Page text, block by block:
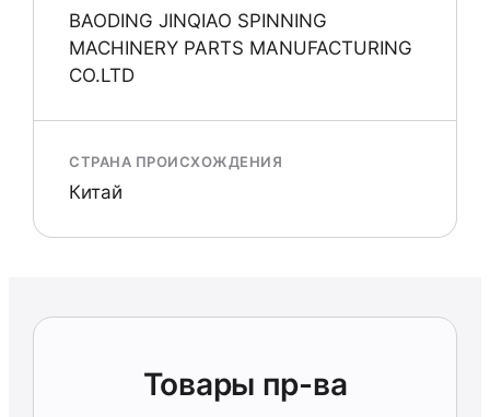
BAODING JINQIAO SPINNING
MACHINERY PARTS MANUFACTURING
CO.LTD
СТРАНА ПРОИСХОЖДЕНИЯ
Китай
Товары пр-ва